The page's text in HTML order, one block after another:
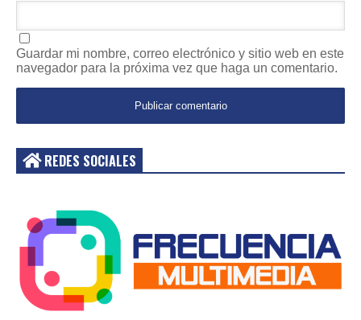
Guardar mi nombre, correo electrónico y sitio web en este
navegador para la próxima vez que haga un comentario.
REDES SOCIALES